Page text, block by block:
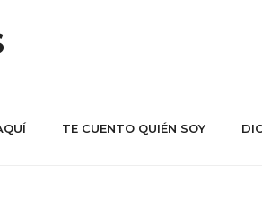
TE CUENTO QUIÉN SOY